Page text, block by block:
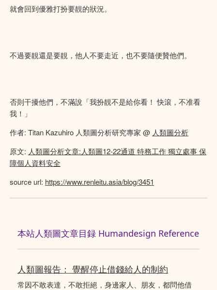
就會回到優雅打扮要靚的狀況。
不過要靚還是要靚，他人不要走近，也不要隨便贊他們。
否則干擾他們，不滿說「我扮靚不是給你看！ 快滾，不准看
我！」
作者: Titan Kazuhiro 人類圖分析研究專家 @ 人類圖分析
原文: 人類圖分析文章:人類圖12-22通道 特務工作 獨立處事 保
障個人資料安全
source url: https://www.renleitu.asia/blog/3451
本站人類圖文章目録 Humandesign Reference
人類圖報告： 覺醒停止借錢給人的制約
常因不敢表達，不敢拒絕，身邊家人、朋友，都問他借